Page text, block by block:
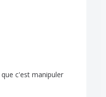
que c'est manipuler